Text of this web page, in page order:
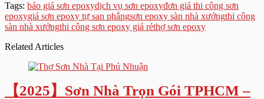
Tags: báo giá sơn epoxydịch vụ sơn epoxyđơn giá thi công sơn
epoxygiá sơn epoxy tự san phẳngsơn epoxy sàn nhà xưởngthi công
sàn nhà xưởngthi công sơn epoxy giá rẻthợ sơn epoxy
Related Articles
【2025】Sơn Nhà Trọn Gói TPHCM –